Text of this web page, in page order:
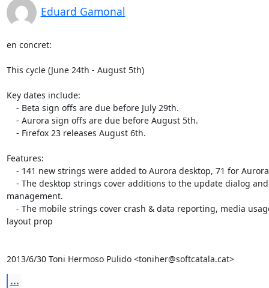
Eduard Gamonal
en concret:
This cycle (June 24th - August 5th)
Key dates include:
Features:
management.
layout prop
2013/6/30 Toni Hermoso Pulido <toniher@softcatala.cat>
...